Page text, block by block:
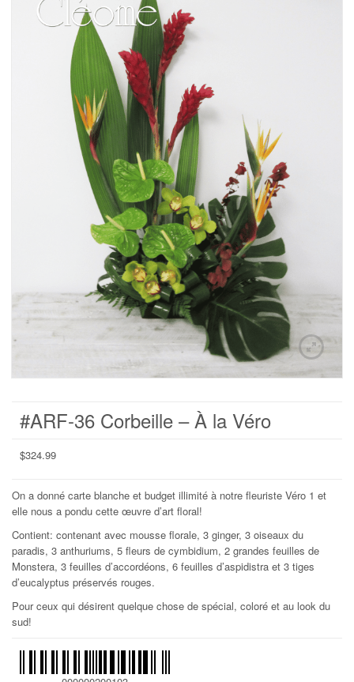
#ARF-36 Corbeille – À la Véro
$324.99
On a donné carte blanche et budget illimité à notre fleuriste Véro 1 et
elle nous a pondu cette œuvre d’art floral!
Contient: contenant avec mousse florale, 3 ginger, 3 oiseaux du
paradis, 3 anthuriums, 5 fleurs de cymbidium, 2 grandes feuilles de
Monstera, 3 feuilles d’accordéons, 6 feuilles d’aspidistra et 3 tiges
d’eucalyptus préservés rouges.
Pour ceux qui désirent quelque chose de spécial, coloré et au look du
sud!